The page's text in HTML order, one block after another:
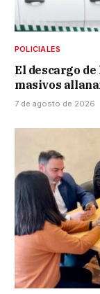
POLICIALES
El descargo
masivos
7 de agosto de 2026